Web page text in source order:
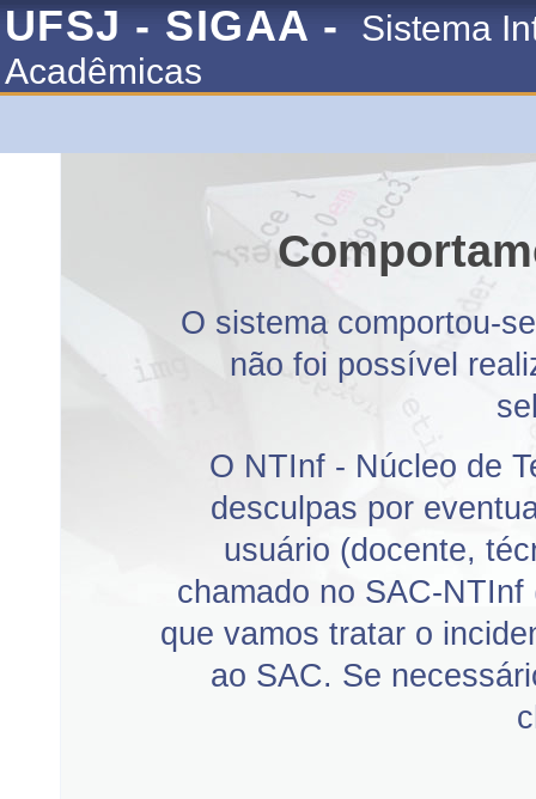
UFSJ - SIGAA -
Sistema
Acadêmicas
O sistema comportou-
não foi possível
O NTInf - Núcleo de
desculpas por
usuário (docente,
chamado no SAC-NTInf
que vamos tratar o
ao SAC. Se